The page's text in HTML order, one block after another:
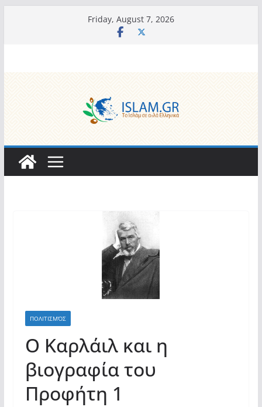
Friday, August 7, 2026
ΠΟΛΙΤΙΣΜΌΣ
Ο Καρλάιλ και η
βιογραφία του
Προφήτη 1